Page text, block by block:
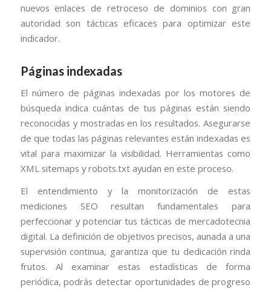
nuevos enlaces de retroceso de dominios con gran
autoridad son tácticas eficaces para optimizar este
indicador.
Páginas indexadas
El número de páginas indexadas por los motores de
búsqueda indica cuántas de tus páginas están siendo
reconocidas y mostradas en los resultados. Asegurarse
de que todas las páginas relevantes están indexadas es
vital para maximizar la visibilidad. Herramientas como
XML sitemaps y robots.txt ayudan en este proceso.
El entendimiento y la monitorización de estas
mediciones SEO resultan fundamentales para
perfeccionar y potenciar tus tácticas de mercadotecnia
digital. La definición de objetivos precisos, aunada a una
supervisión continua, garantiza que tu dedicación rinda
frutos. Al examinar estas estadísticas de forma
periódica, podrás detectar oportunidades de progreso